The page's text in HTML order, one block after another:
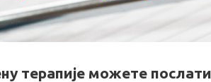
терапије можете